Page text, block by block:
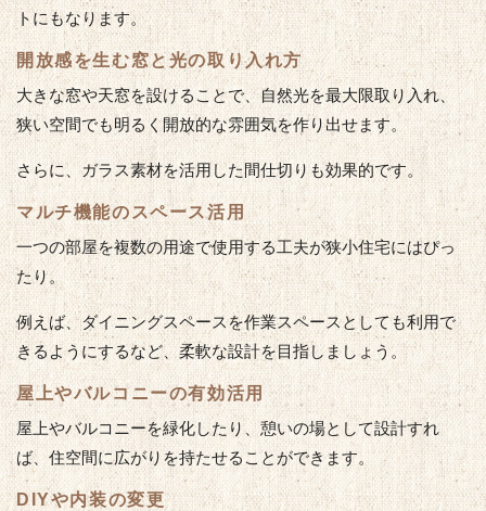
トにもなります。
開放感を生む窓と光の取り入れ方
大きな窓や天窓を設けることで、自然光を最大限取り入れ、
狭い空間でも明るく開放的な雰囲気を作り出せます。
さらに、ガラス素材を活用した間仕切りも効果的です。
マルチ機能のスペース活用
一つの部屋を複数の用途で使用する工夫が狭小住宅にはぴっ
たり。
例えば、ダイニングスペースを作業スペースとしても利用で
きるようにするなど、柔軟な設計を目指しましょう。
屋上やバルコニーの有効活用
屋上やバルコニーを緑化したり、憩いの場として設計すれ
ば、住空間に広がりを持たせることができます。
DIYや内装の変更